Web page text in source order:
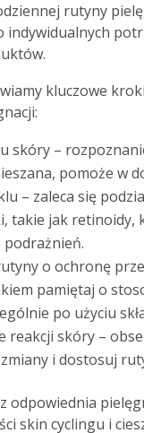
rutyny
indywidualnych
kluczowe
skóry –
pomoże w
– zaleca się
takie jak retinoidy,
o ochronę
pamiętaj o
po użyciu
reakcji skóry –
i dostosuj
odpowiednia
skin cyclingu i